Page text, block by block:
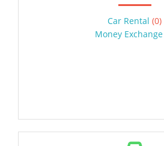
Car Rental
(0)
Money Exchange